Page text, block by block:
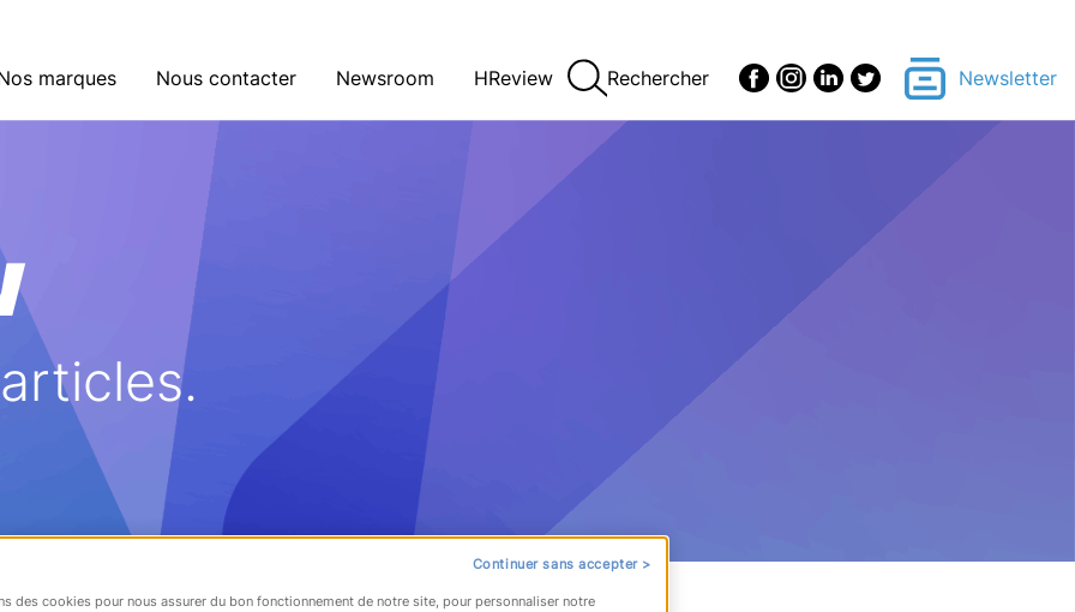
marques Nous contacter Newsroom HReview Rechercher Newsletter
Continuer sans accepter >
des cookies pour nous assurer du bon fonctionnement de notre site, pour personnaliser notre